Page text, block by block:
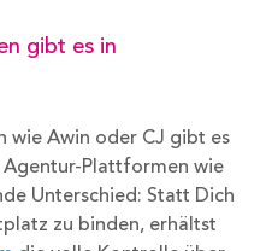
gibt es in
wie Awin oder CJ gibt es
Agentur-Plattformen wie
Unterschied: Statt Dich
zu binden, erhältst